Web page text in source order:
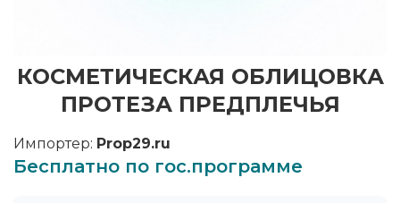
КОСМЕТИЧЕСКАЯ ОБЛИЦОВКА
ПРОТЕЗА ПРЕДПЛЕЧЬЯ
Импортер: Prop29.ru
Бесплатно по гос.программе